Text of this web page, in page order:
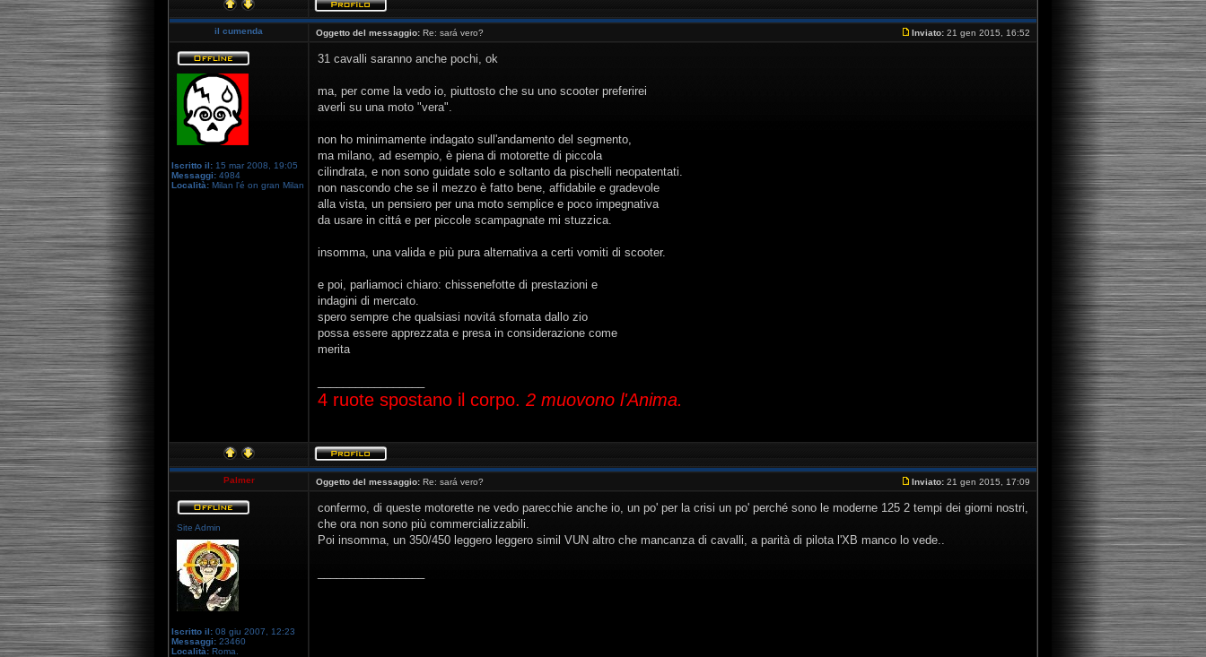
il cumenda Oggetto del messaggio: Re: sará vero? Inviato: 21 gen 2015, 16:52
Iscritto il: 15 mar 2008, 19:05
Messaggi: 4984
Località: Milan l'é on gran Milan
31 cavalli saranno anche pochi, ok
ma, per come la vedo io, piuttosto che su uno scooter preferirei
averli su una moto "vera".
non ho minimamente indagato sull'andamento del segmento,
ma milano, ad esempio, è piena di motorette di piccola
cilindrata, e non sono guidate solo e soltanto da pischelli neopatentati.
non nascondo che se il mezzo è fatto bene, affidabile e gradevole
alla vista, un pensiero per una moto semplice e poco impegnativa
da usare in cittá e per piccole scampagnate mi stuzzica.
insomma, una valida e più pura alternativa a certi vomiti di scooter.
e poi, parliamoci chiaro: chissenefotte di prestazioni e
indagini di mercato.
spero sempre che qualsiasi novitá sfornata dallo zio
possa essere apprezzata e presa in considerazione come
merita
4 ruote spostano il corpo. 2 muovono l'Anima.
Palmer Oggetto del messaggio: Re: sará vero? Inviato: 21 gen 2015, 17:09
Site Admin
Iscritto il: 08 giu 2007, 12:23
Messaggi: 23460
Località: Roma.
confermo, di queste motorette ne vedo parecchie anche io, un po' per la crisi un po' perché sono le moderne 125 2 tempi dei giorni nostri,
che ora non sono più commercializzabili.
Poi insomma, un 350/450 leggero leggero simil VUN altro che mancanza di cavalli, a parità di pilota l'XB manco lo vede..